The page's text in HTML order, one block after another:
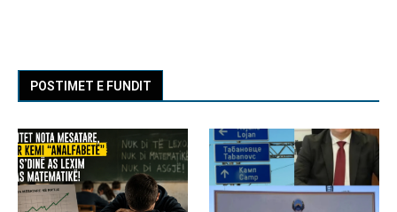
POSTIMET E FUNDIT